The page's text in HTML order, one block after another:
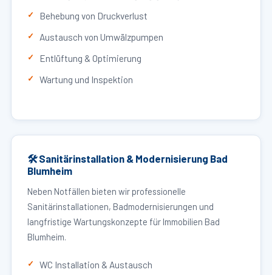
Behebung von Druckverlust
Austausch von Umwälzpumpen
Entlüftung & Optimierung
Wartung und Inspektion
🛠 Sanitärinstallation & Modernisierung Bad
Blumheim
Neben Notfällen bieten wir professionelle
Sanitärinstallationen, Badmodernisierungen und
langfristige Wartungskonzepte für Immobilien Bad
Blumheim.
WC Installation & Austausch